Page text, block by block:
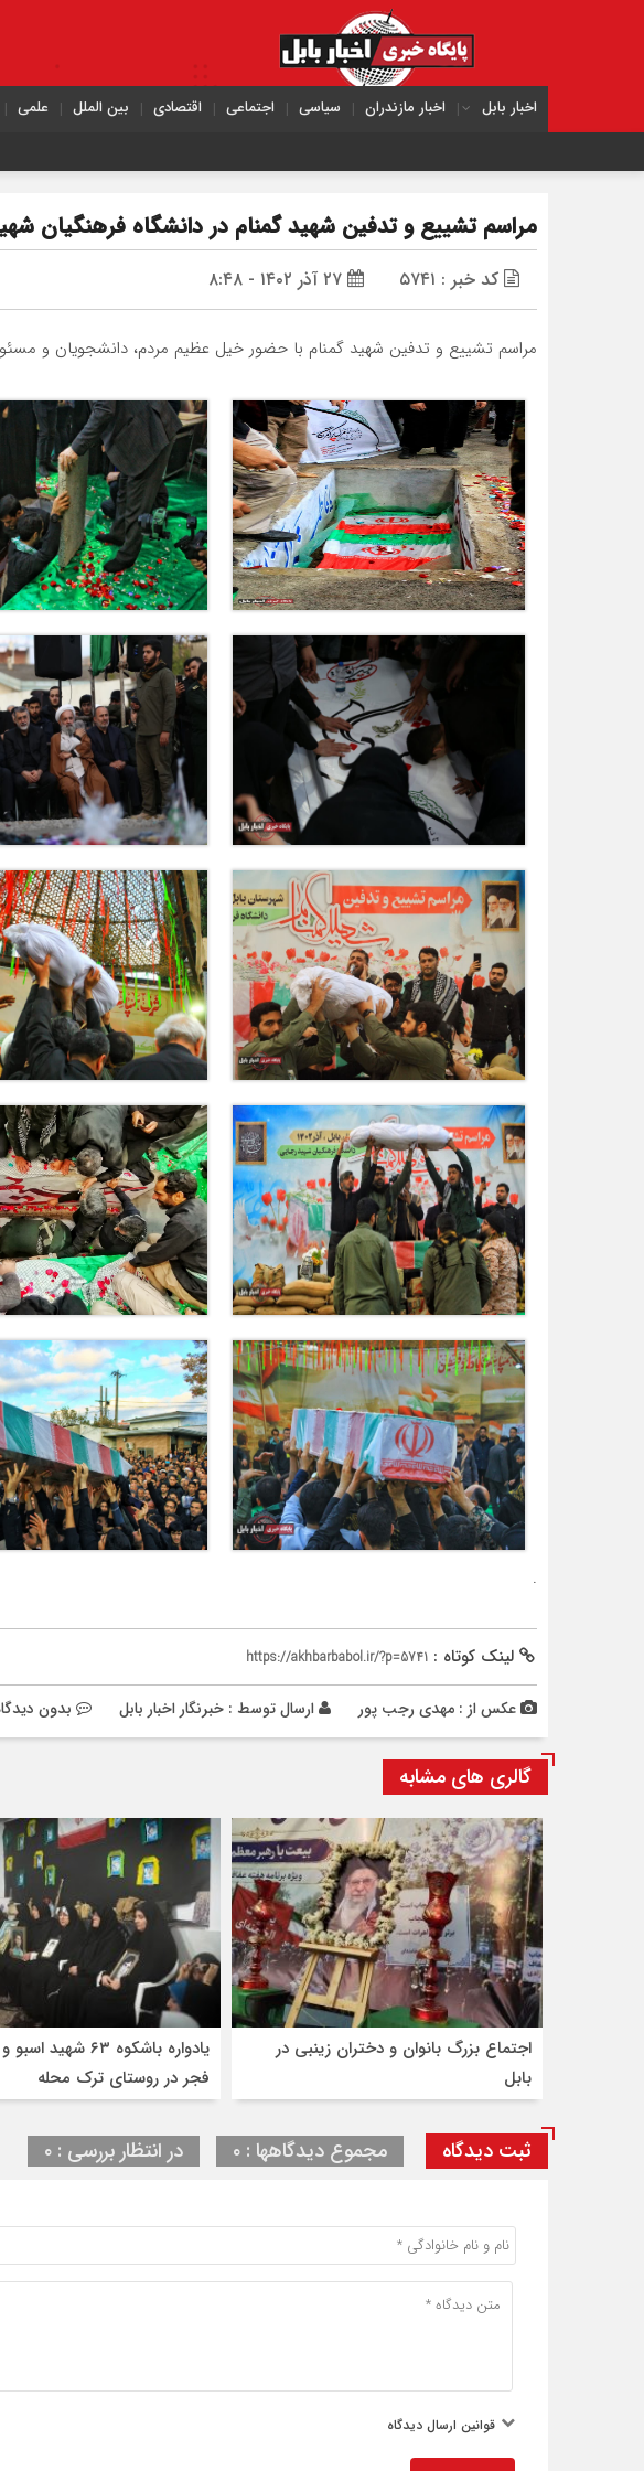
اخبار بابل اخبار مازندران سیاسی اجتماعی اقتصادی بین الملل علمی
مراسم تشییع و تدفین شهید گمنام در دانشگاه فرهنگیان
کد خبر : ۵۷۴۱
مراسم تشییع و تدفین شهید گمنام با حضور خیل عظیم مردم، دانشجویان و
.
لینک کوتاه : https://akhbarbabol.ir/?p=5741
عکس از : مهدی رجب پور ارسال توسط : خبرنگار اخبار بابل بدون
گالری های مشابه
اجتماع بزرگ بانوان و دختران زینبی در
بابل
یادواره باشکوه ۶۳
فجر در روستای ترک محله
ثبت دیدگاه مجموع دیدگاهها : ۰ در انتظار بررسی : ۰
قوانین ارسال دیدگاه